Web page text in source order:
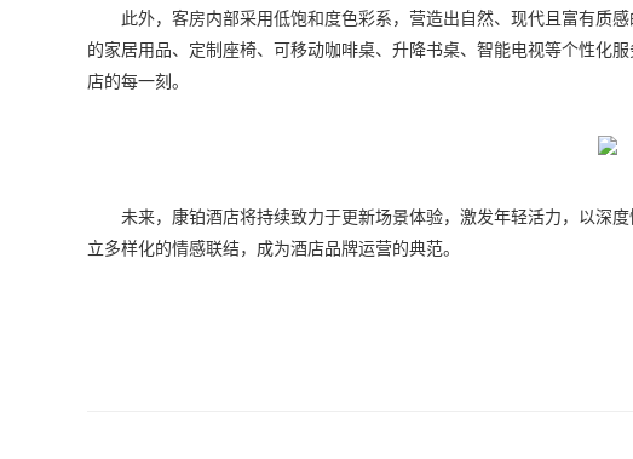
此外，客房内部采用低饱和度色彩系，营造出自然、现代且富有质
的家居用品、定制座椅、可移动咖啡桌、升降书桌、智能电视等个性化
店的每一刻。
未来，康铂酒店将持续致力于更新场景体验，激发年轻活力，以深
立多样化的情感联结，成为酒店品牌运营的典范。